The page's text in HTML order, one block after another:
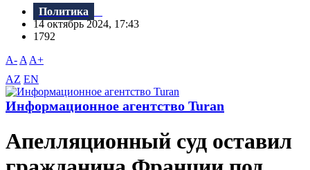
Политика
14 октябрь 2024, 17:43
1792
A- A A+
AZ EN
Информационное агентство Turan
Апелляционный суд оставил